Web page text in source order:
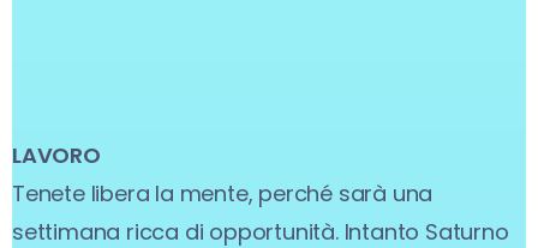
LAVORO
Tenete libera la mente, perché sarà una
settimana ricca di opportunità. Intanto Saturno